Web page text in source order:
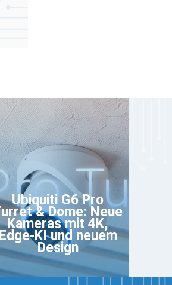
Ubiquiti G6 Pro
& Dome: Neue
Kameras mit 4K,
KI und neuem
Design